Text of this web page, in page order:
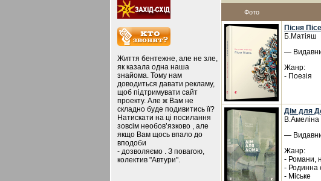
Життя бентежне, але не зле,
як казала одна наша
знайома. Тому нам
доводиться давати рекламу,
щоб підтримувати сайт
проекту. Але ж Вам не
складно буде подивитись її?
Натискати на ці посилання
зовсім необов’язково , але
якщо Вам щось впало до
вподоби
- дозволяємо . З повагою,
колектив "Автури".
Фото
Пісня
Б.Матіяш
—
Жанр:
- Поезія
Дім для
В.Амеліна
—
Жанр:
- Романи,
- Родинна
- Міське